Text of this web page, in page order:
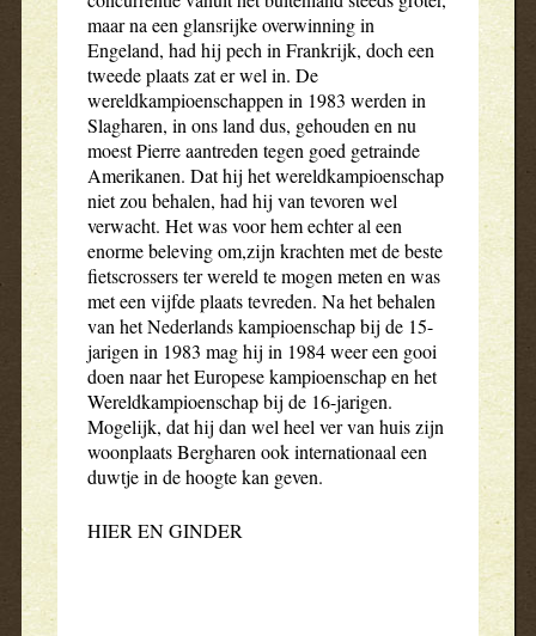
maar na een glansrijke overwinning in
Engeland, had hij pech in Frankrijk, doch een
tweede plaats zat er wel in. De
wereldkampioenschappen in 1983 werden in
Slagharen, in ons land dus, gehouden en nu
moest Pierre aantreden tegen goed getrainde
Amerikanen. Dat hij het wereldkampioenschap
niet zou behalen, had hij van tevoren wel
verwacht. Het was voor hem echter al een
enorme beleving om,zijn krachten met de beste
fietscrossers ter wereld te mogen meten en was
met een vijfde plaats tevreden. Na het behalen
van het Nederlands kampioenschap bij de 15-
jarigen in 1983 mag hij in 1984 weer een gooi
doen naar het Europese kampioenschap en het
Wereldkampioenschap bij de 16-jarigen.
Mogelijk, dat hij dan wel heel ver van huis zijn
woonplaats Bergharen ook internationaal een
duwtje in de hoogte kan geven.
HIER EN GINDER